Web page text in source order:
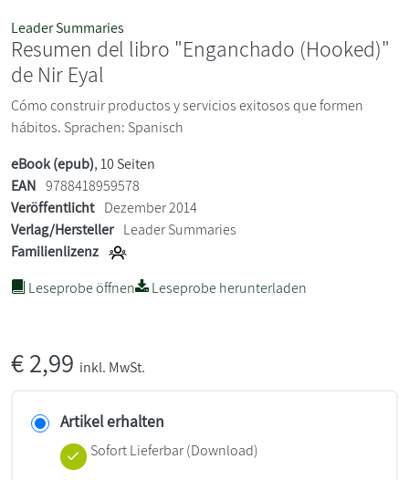
Leader Summaries
Resumen del libro "Enganchado (Hooked)"
de Nir Eyal
Cómo construir productos y servicios exitosos que formen
hábitos. Sprachen: Spanisch
eBook (epub), 10 Seiten
EAN 9788418959578
Veröffentlicht Dezember 2014
Verlag/Hersteller Leader Summaries
Familienlizenz
Leseprobe öffnen
Leseprobe herunterladen
€2,99 inkl. MwSt.
Artikel erhalten
Sofort Lieferbar (Download)